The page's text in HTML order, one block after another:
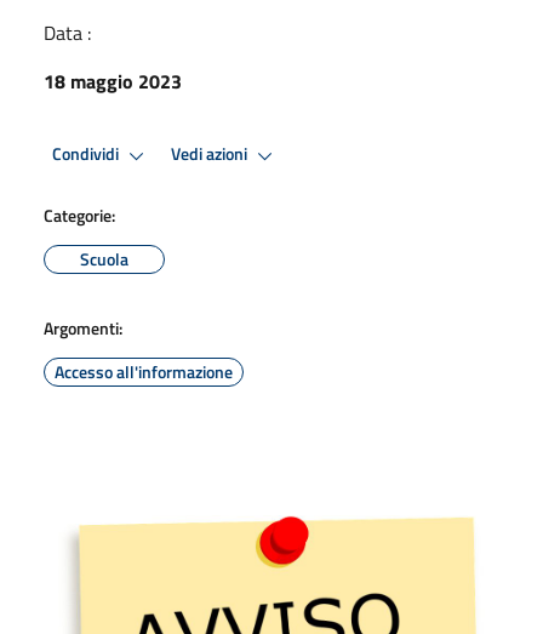
Data :
18 maggio 2023
Condividi Vedi azioni
Categorie:
Scuola
Argomenti:
Accesso all'informazione